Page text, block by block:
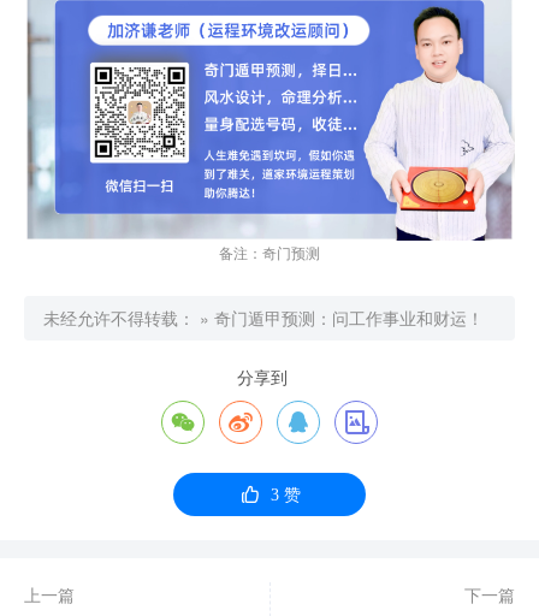
备注：奇门预测
未经允许不得转载： » 奇门遁甲预测：问工作事业和财运！
分享到
   
 3赞
上一篇
下一篇